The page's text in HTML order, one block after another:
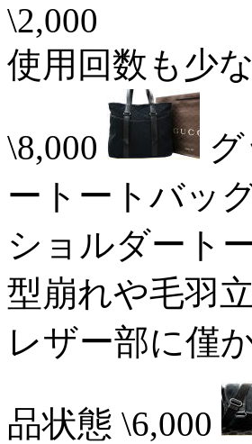
\2,000
使用回数も少
\8,000
ートートバッ
ショルダー
型崩れや毛羽
レザー部に僅
品状態 \6,000